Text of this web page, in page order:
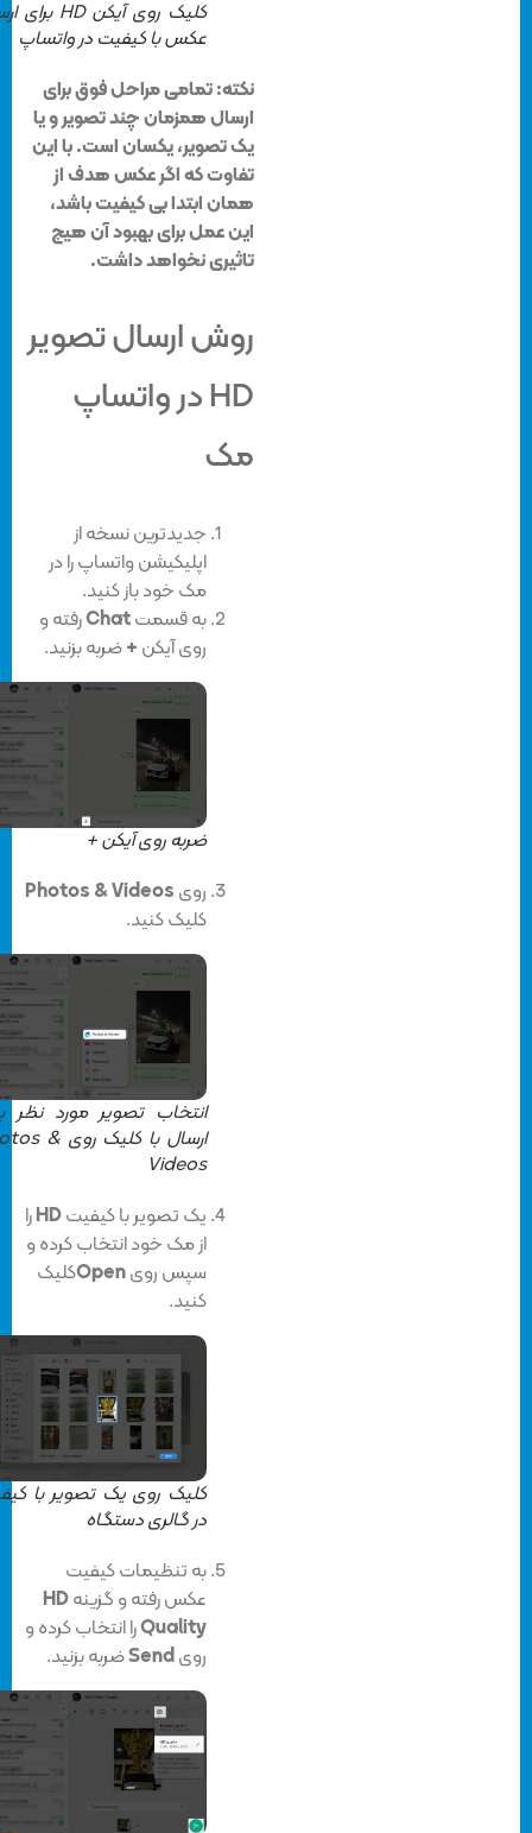
کلیک روی آیکن HD برای ارسال
عکس با کیفیت در واتساپ
نکته: تمامی مراحل فوق برای
ارسال همزمان چند تصویر و یا
یک تصویر، یکسان است. با این
تفاوت که اگر عکس هدف از
همان ابتدا بی کیفیت باشد،
این عمل برای بهبود آن هیچ
تاثیری نخواهد داشت.
روش ارسال تصویر
HD در واتساپ
مک
جدیدترین نسخه از
اپلیکیشن واتساپ را در
مک خود باز کنید.
به قسمتChatرفته و
روی آیکن+ضربه بزنید.
ضربه روی آیکن +
رویPhotos & Videos
کلیک کنید.
انتخاب تصویر مورد نظر برای
ارسال با کلیک روی Photos &
Videos
یک تصویر با کیفیتHD
را
از مک خود انتخاب کرده و
سپس رویOpen
کلیک
کنید.
کلیک روی یک تصویر با کیفیت
در گالری دستگاه
به تنظیمات کیفیت
عکس رفته و گزینهHD
Qualityرا انتخاب کرده و
ضربه بزنید.